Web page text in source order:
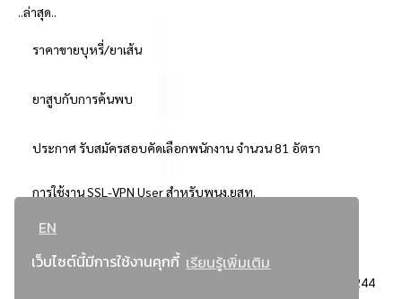
EN
เว็บไซต์นี้มีการใช้งานคุกกี้ เรียนรู้เพิ่มเติม
..ล่าสุด..
ราคาขายบุหรี่/ยาเส้น
ยาสูบกับการค้นพบ
ประกาศ รับสมัครสอบคัดเลือกพนักงาน จำนวน 81 อัตรา
การใช้งาน SSL-VPN User สำหรับพนง.ยสท.
..ยอดนิยม..
3244